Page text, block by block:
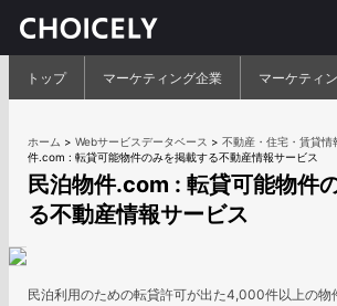
トップ マーケティング企業 マーケティ
ホーム >Webサービスデータベース >不動産・住宅・賃貸情
件.com : 転貸可能物件のみを掲載する不動産情報サービス
民泊物件.com : 転貸可能物件
る不動産情報サービス
民泊利用のための転貸許可が出た4,000件以上の物